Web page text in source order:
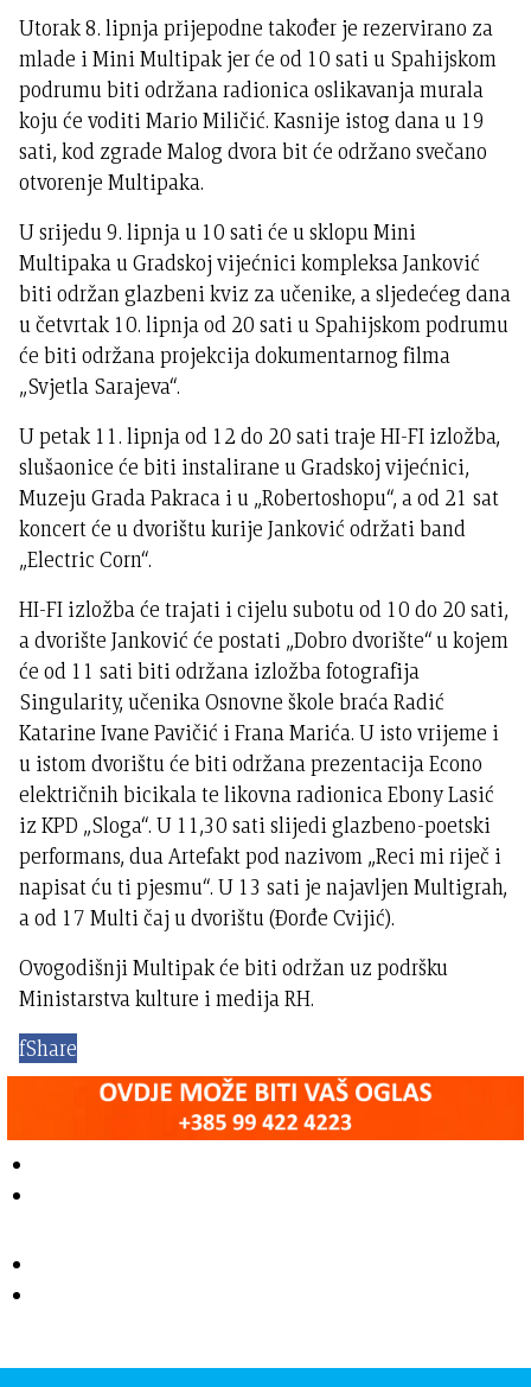
Utorak 8. lipnja prijepodne također je rezervirano za
mlade i Mini Multipak jer će od 10 sati u Spahijskom
podrumu biti održana radionica oslikavanja murala
koju će voditi Mario Miličić. Kasnije istog dana u 19
sati, kod zgrade Malog dvora bit će održano svečano
otvorenje Multipaka.
U srijedu 9. lipnja u 10 sati će u sklopu Mini
Multipaka u Gradskoj vijećnici kompleksa Janković
biti održan glazbeni kviz za učenike, a sljedećeg dana
u četvrtak 10. lipnja od 20 sati u Spahijskom podrumu
će biti održana projekcija dokumentarnog filma
„Svjetla Sarajeva“.
U petak 11. lipnja od 12 do 20 sati traje HI-FI izložba,
slušaonice će biti instalirane u Gradskoj vijećnici,
Muzeju Grada Pakraca i u „Robertoshopu“, a od 21 sat
koncert će u dvorištu kurije Janković održati band
„Electric Corn“.
HI-FI izložba će trajati i cijelu subotu od 10 do 20 sati,
a dvorište Janković će postati „Dobro dvorište“ u kojem
će od 11 sati biti održana izložba fotografija
Singularity, učenika Osnovne škole braća Radić
Katarine Ivane Pavičić i Frana Marića. U isto vrijeme i
u istom dvorištu će biti održana prezentacija Econo
električnih bicikala te likovna radionica Ebony Lasić
iz KPD „Sloga“. U 11,30 sati slijedi glazbeno-poetski
performans, dua Artefakt pod nazivom „Reci mi riječ i
napisat ću ti pjesmu“. U 13 sati je najavljen Multigrah,
a od 17 Multi čaj u dvorištu (Đorđe Cvijić).
Ovogodišnji Multipak će biti održan uz podršku
Ministarstva kulture i medija RH.
fShare